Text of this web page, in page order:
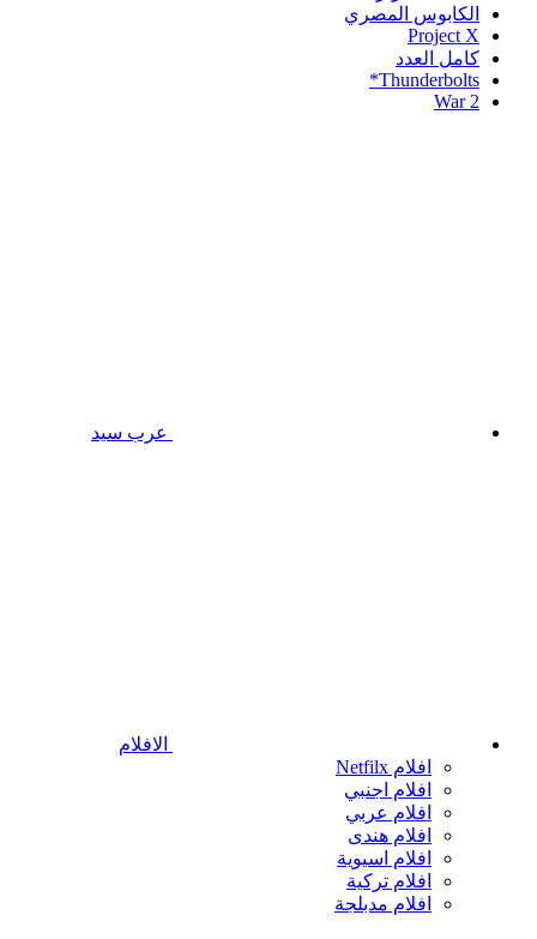
الكابوس المصري
Project X
كامل العدد
Thunderbolts*
War 2
عرب سيد
الافلام
افلام Netfilx
افلام اجنبي
افلام عربي
افلام هندى
افلام اسيوية
افلام تركية
افلام مدبلجة